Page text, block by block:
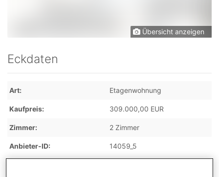
Übersicht anzeigen
Eckdaten
Art Etagenwohnung
Kaufpreis 309.000,00 EUR
Zimmer 2 Zimmer
Anbieter-ID 14059_5